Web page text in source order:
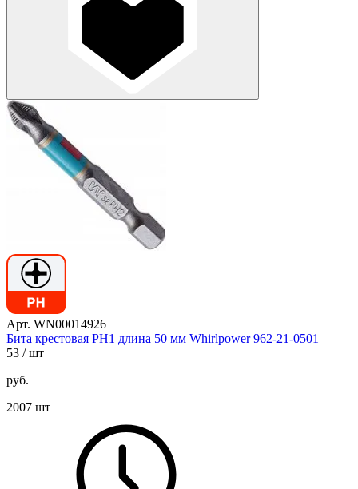
Арт. WN00014926
Бита крестовая PH1 длина 50 мм Whirlpower 962-21-0501
53 / шт
руб.
2007 шт